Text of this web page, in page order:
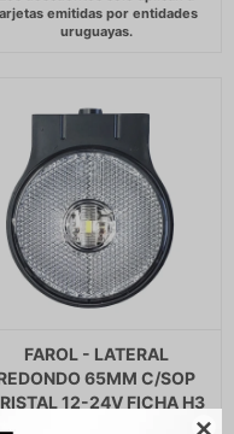

FAROL - LATERAL
65MM C/SOP
12-24V FICHA H3